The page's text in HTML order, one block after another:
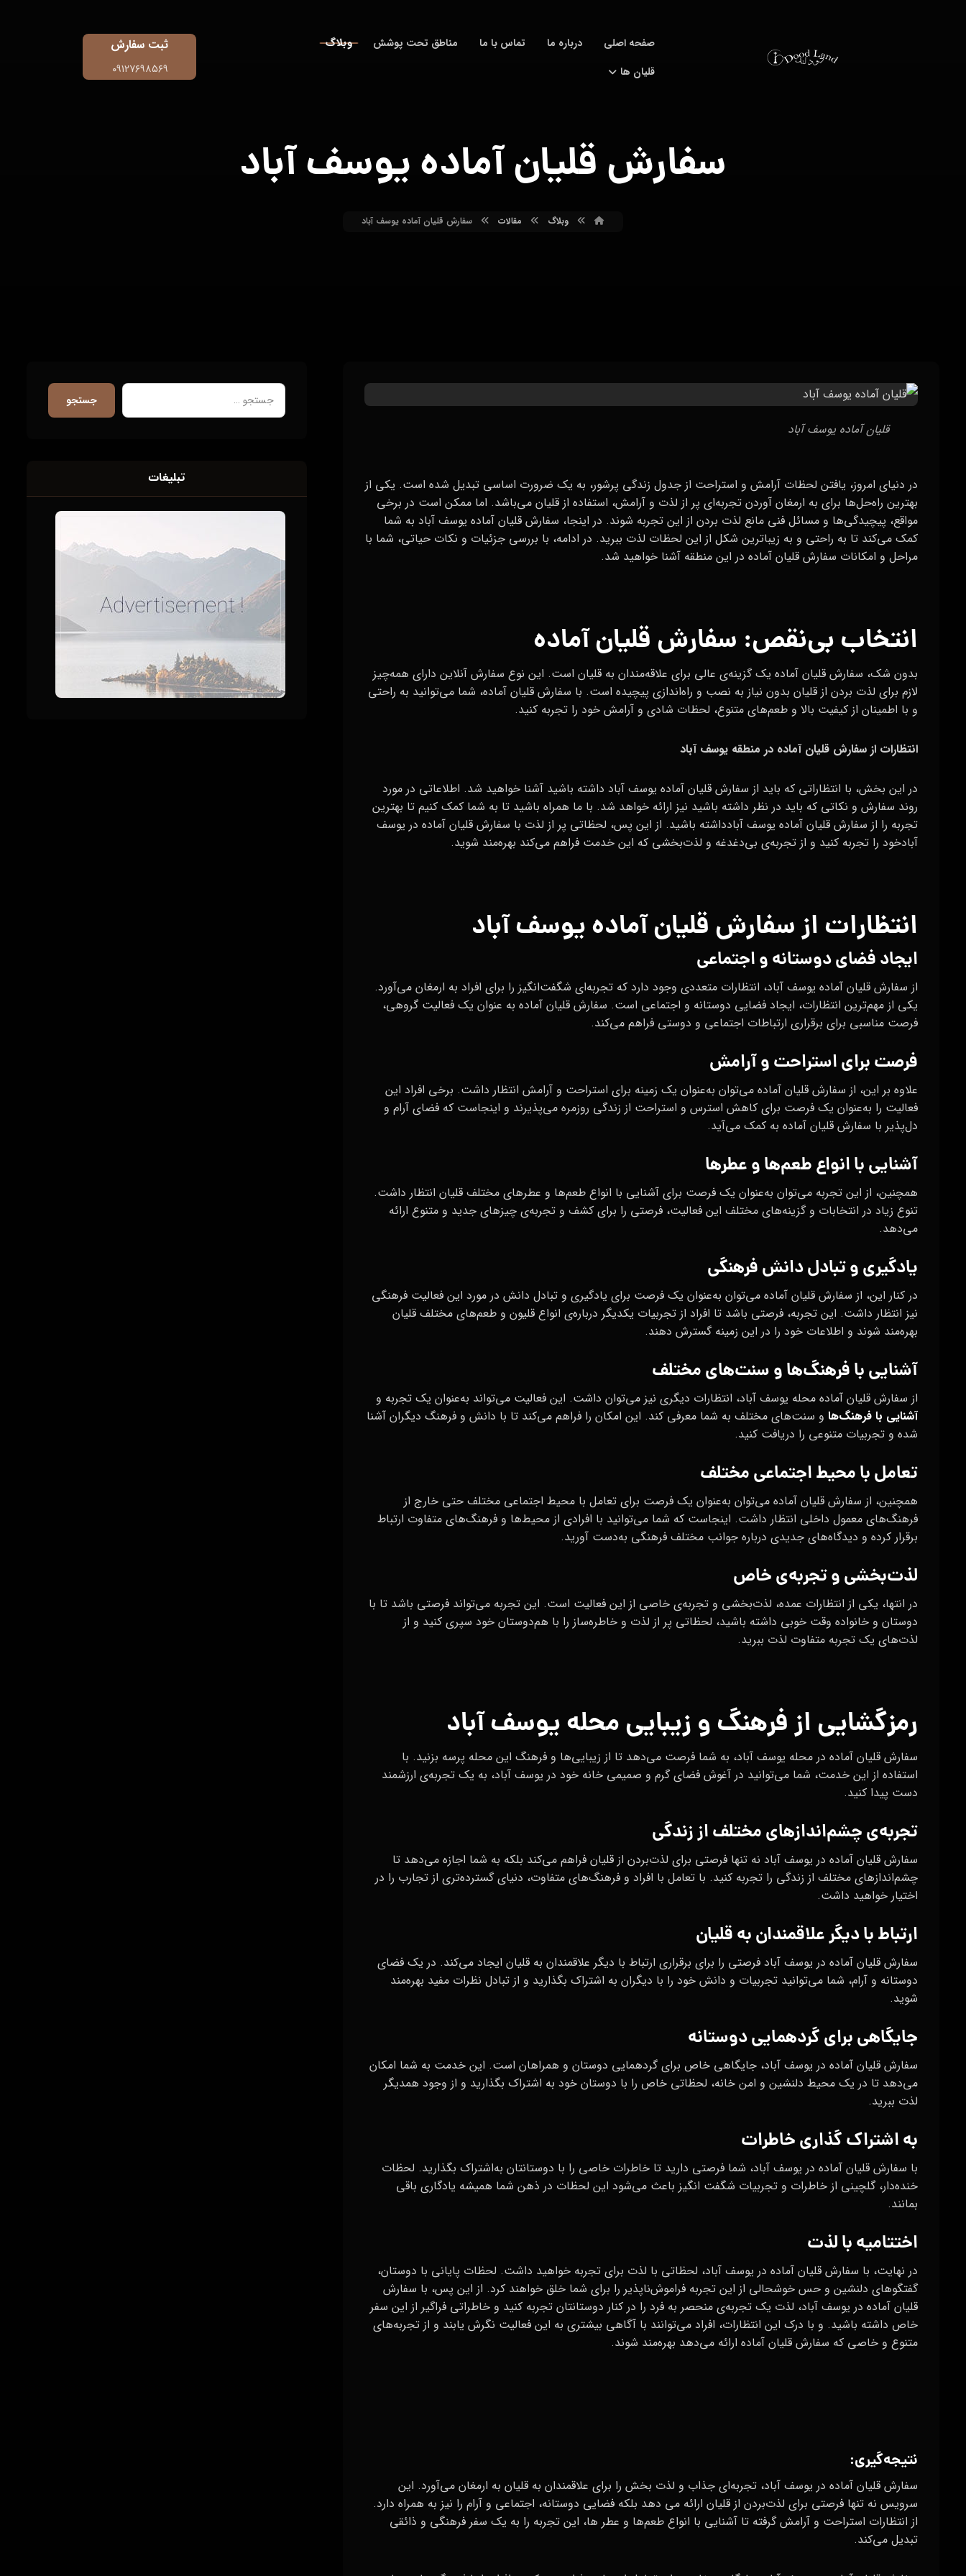
صفحه اصلی درباره ما تماس با ما مناطق تحت پوشش وبلاگ
قلیان ها
ثبت سفارش
۰۹۱۲۷۶۹۸۵۶۹
سفارش قلیان آماده یوسف آباد
وبلاگ مقالات سفارش قلیان آماده یوسف آباد
قلیان آماده یوسف آباد
در دنیای امروز، یافتن لحظات آرامش و استراحت از جدول زندگی پرشور، به یک ضرورت اساسی تبدیل شده است. یکی از
بهترین راه‌حل‌ها برای به ارمغان آوردن تجربه‌ای پر از لذت و آرامش، استفاده از قلیان می‌باشد. اما ممکن است در برخی
مواقع، پیچیدگی‌ها و مسائل فنی مانع لذت بردن از این تجربه شوند. در اینجا، سفارش قلیان آماده یوسف آباد به شما
کمک می‌کند تا به راحتی و به زیباترین شکل از این لحظات لذت ببرید. در ادامه، با بررسی جزئیات و نکات حیاتی، شما با
مراحل و امکانات سفارش قلیان آماده در این منطقه آشنا خواهید شد.
انتخاب بی‌نقص: سفارش قلیان آماده
بدون شک، سفارش قلیان آماده یک گزینه‌ی عالی برای علاقه‌مندان به قلیان است. این نوع سفارش آنلاین دارای همه‌چیز
لازم برای لذت بردن از قلیان بدون نیاز به نصب و راه‌اندازی پیچیده است. با سفارش قلیان آماده، شما می‌توانید به راحتی
و با اطمینان از کیفیت بالا و طعم‌های متنوع، لحظات شادی و آرامش خود را تجربه کنید.
انتظارات از سفارش قلیان آماده در منطقه یوسف آباد
در این بخش، با انتظاراتی که باید از سفارش قلیان آماده یوسف آباد داشته باشید آشنا خواهید شد. اطلاعاتی در مورد
روند سفارش و نکاتی که باید در نظر داشته باشید نیز ارائه خواهد شد. با ما همراه باشید تا به شما کمک کنیم تا بهترین
تجربه را از سفارش قلیان آماده یوسف آبادداشته باشید. از این پس، لحظاتی پر از لذت با سفارش قلیان آماده در یوسف
آبادخود را تجربه کنید و از تجربه‌ی بی‌دغدغه و لذت‌بخشی که این خدمت فراهم می‌کند بهره‌مند شوید.
انتظارات از سفارش قلیان آماده یوسف آباد
ایجاد فضای دوستانه و اجتماعی
از سفارش قلیان آماده یوسف آباد، انتظارات متعددی وجود دارد که تجربه‌ای شگفت‌انگیز را برای افراد به ارمغان می‌آورد.
یکی از مهم‌ترین انتظارات، ایجاد فضایی دوستانه و اجتماعی است. سفارش قلیان آماده به عنوان یک فعالیت گروهی،
فرصت مناسبی برای برقراری ارتباطات اجتماعی و دوستی فراهم می‌کند.
فرصت برای استراحت و آرامش
علاوه بر این، از سفارش قلیان آماده می‌توان به‌عنوان یک زمینه برای استراحت و آرامش انتظار داشت. برخی افراد این
فعالیت را به‌عنوان یک فرصت برای کاهش استرس و استراحت از زندگی روزمره می‌پذیرند و اینجاست که فضای آرام و
دل‌پذیر با سفارش قلیان آماده به کمک می‌آید.
آشنایی با انواع طعم‌ها و عطرها
همچنین، از این تجربه می‌توان به‌عنوان یک فرصت برای آشنایی با انواع طعم‌ها و عطرهای مختلف قلیان انتظار داشت.
تنوع زیاد در انتخابات و گزینه‌های مختلف این فعالیت، فرصتی را برای کشف و تجربه‌ی چیزهای جدید و متنوع ارائه
می‌دهد.
یادگیری و تبادل دانش فرهنگی
در کنار این، از سفارش قلیان آماده می‌توان به‌عنوان یک فرصت برای یادگیری و تبادل دانش در مورد این فعالیت فرهنگی
نیز انتظار داشت. این تجربه، فرصتی باشد تا افراد از تجربیات یکدیگر درباره‌ی انواع قلیون و طعم‌های مختلف قلیان
بهره‌مند شوند و اطلاعات خود را در این زمینه گسترش دهند.
آشنایی با فرهنگ‌ها و سنت‌های مختلف
از سفارش قلیان آماده محله یوسف آباد، انتظارات دیگری نیز می‌توان داشت. این فعالیت می‌تواند به‌عنوان یک تجربه و
آشنایی با فرهنگ‌ها و سنت‌های مختلف به شما معرفی کند. این امکان را فراهم می‌کند تا با دانش و فرهنگ دیگران آشنا
شده و تجربیات متنوعی را دریافت کنید.
تعامل با محیط اجتماعی مختلف
همچنین، از سفارش قلیان آماده می‌توان به‌عنوان یک فرصت برای تعامل با محیط اجتماعی مختلف حتی خارج از
فرهنگ‌های معمول داخلی انتظار داشت. اینجاست که شما می‌توانید با افرادی از محیط‌ها و فرهنگ‌های متفاوت ارتباط
برقرار کرده و دیدگاه‌های جدیدی درباره جوانب مختلف فرهنگی به‌دست آورید.
لذت‌بخشی و تجربه‌ی خاص
در انتها، یکی از انتظارات عمده، لذت‌بخشی و تجربه‌ی خاصی از این فعالیت است. این تجربه می‌تواند فرصتی باشد تا با
دوستان و خانواده وقت خوبی داشته باشید، لحظاتی پر از لذت و خاطره‌ساز را با هم‌دوستان خود سپری کنید و از
لذت‌های یک تجربه متفاوت لذت ببرید.
رمزگشایی از فرهنگ و زیبایی محله یوسف آباد
سفارش قلیان آماده در محله یوسف آباد، به شما فرصت می‌دهد تا از زیبایی‌ها و فرهنگ این محله پرسه بزنید. با
استفاده از این خدمت، شما می‌توانید در آغوش فضای گرم و صمیمی خانه خود در یوسف آباد، به یک تجربه‌ی ارزشمند
دست پیدا کنید.
تجربه‌ی چشم‌اندازهای مختلف از زندگی
سفارش قلیان آماده در یوسف آباد نه تنها فرصتی برای لذت‌بردن از قلیان فراهم می‌کند بلکه به شما اجازه می‌دهد تا
چشم‌اندازهای مختلف از زندگی را تجربه کنید. با تعامل با افراد و فرهنگ‌های متفاوت، دنیای گسترده‌تری از تجارب را در
اختیار خواهید داشت.
ارتباط با دیگر علاقمندان به قلیان
سفارش قلیان آماده در یوسف آباد فرصتی را برای برقراری ارتباط با دیگر علاقمندان به قلیان ایجاد می‌کند. در یک فضای
دوستانه و آرام، شما می‌توانید تجربیات و دانش خود را با دیگران به اشتراک بگذارید و از تبادل نظرات مفید بهره‌مند
شوید.
جایگاهی برای گردهمایی دوستانه
سفارش قلیان آماده در یوسف آباد، جایگاهی خاص برای گردهمایی دوستان و همراهان است. این خدمت به شما امکان
می‌دهد تا در یک محیط دلنشین و امن خانه، لحظاتی خاص را با دوستان خود به اشتراک بگذارید و از وجود همدیگر
لذت ببرید.
به‌ اشتراک‌ گذاری خاطرات
با سفارش قلیان آماده در یوسف آباد، شما فرصتی دارید تا خاطرات خاصی را با دوستانتان به‌اشتراک بگذارید. لحظات
خنده‌دار، گلچینی از خاطرات و تجربیات شگفت‌ انگیز باعث می‌شود این لحظات در ذهن شما همیشه یادگاری باقی
بمانند.
اختتامیه با لذت
در نهایت، با سفارش قلیان آماده در یوسف آباد، لحظاتی با لذت برای تجربه خواهید داشت. لحظات پایانی با دوستان،
گفتگوهای دلنشین و حس خوشحالی از این تجربه فراموش‌ناپذیر را برای شما خلق خواهند کرد. از این پس، با سفارش
قلیان آماده در یوسف آباد، لذت یک تجربه‌ی منحصر به فرد را در کنار دوستانتان تجربه کنید و خاطراتی فراگیر از این سفر
خاص داشته باشید. و با درک این انتظارات، افراد می‌توانند با آگاهی بیشتری به این فعالیت نگرش یابند و از تجربه‌های
متنوع و خاصی که سفارش قلیان آماده ارائه می‌دهد بهره‌مند شوند.
نتیجه‌گیری:
سفارش قلیان آماده در یوسف آباد، تجربه‌ای جذاب و لذت‌ بخش را برای علاقمندان به قلیان به ارمغان می‌آورد. این
سرویس نه تنها فرصتی برای لذت‌بردن از قلیان ارائه می‌ دهد بلکه فضایی دوستانه، اجتماعی و آرام را نیز به همراه دارد.
از انتظارات استراحت و آرامش گرفته تا آشنایی با انواع طعم‌ها و عطر ها، این تجربه را به یک سفر فرهنگی و ذائقی
تبدیل می‌کند.
جستجو
تبلیغات